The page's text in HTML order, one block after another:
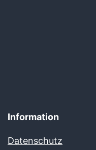
Information
Datenschutz